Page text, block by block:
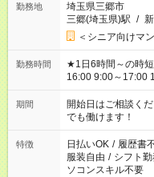
勤務地
埼玉県三郷市
三郷(埼玉県)駅 /
＜シニア向けマ
勤務時間
★1日6時間～の時短シフトOK ★スタート
16:00 9:00～17:00
場合、他のお仕事
ん ※法令に基づき
となります ※労働
短時間・短期間の
期間
開始日はご相談
でも働けます！
特徴 日払いOK / 履歴書
服装自由 / シフト勤
ソコンスキル不要